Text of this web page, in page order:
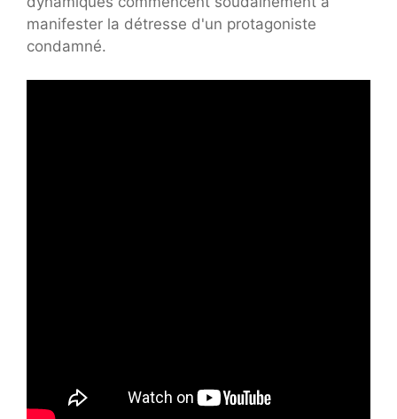
manifester la détresse d'un protagoniste
condamné.